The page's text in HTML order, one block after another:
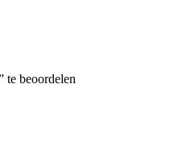
te beoordelen